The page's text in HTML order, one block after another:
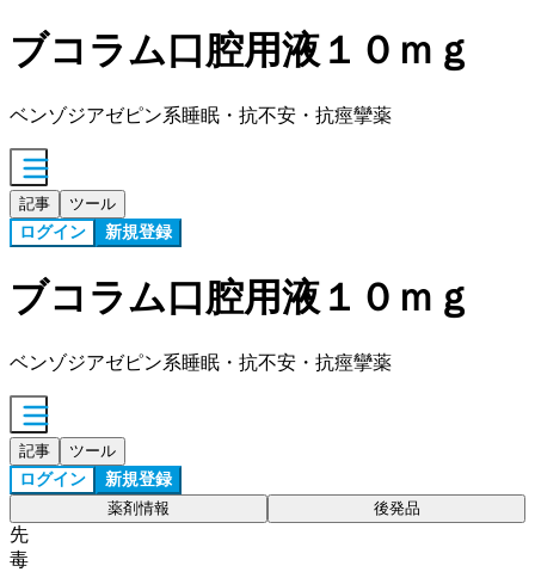
ブコラム口腔用液１０ｍｇ
ベンゾジアゼピン系睡眠・抗不安・抗痙攣薬
記事 ツール
ログイン 新規登録
ブコラム口腔用液１０ｍｇ
ベンゾジアゼピン系睡眠・抗不安・抗痙攣薬
記事 ツール
ログイン 新規登録
薬剤情報 後発品
先
毒